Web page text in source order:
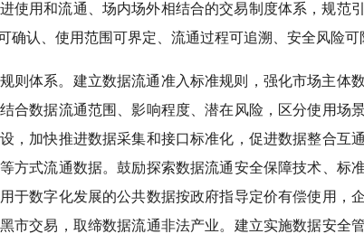
使用和流通、场内场外相结合的交易制度体系，规范
确认、使用范围可界定、流通过程可追溯、安全风险可
则体系。建立数据流通准入标准规则，强化市场主体
合数据流通范围、影响程度、潜在风险，区分使用场
，加快推进数据采集和接口标准化，促进数据整合互
方式流通数据。鼓励探索数据流通安全保障技术、标
于数字化发展的公共数据按政府指导定价有偿使用，
市交易，取缔数据流通非法产业。建立实施数据安全